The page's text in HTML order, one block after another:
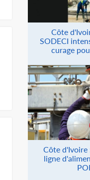
Côte
SODECI
curage
Côte d'Ivoire
ligne